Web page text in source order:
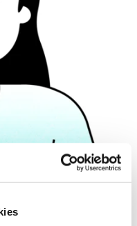
Silhouette 1
Mitarbeiterin